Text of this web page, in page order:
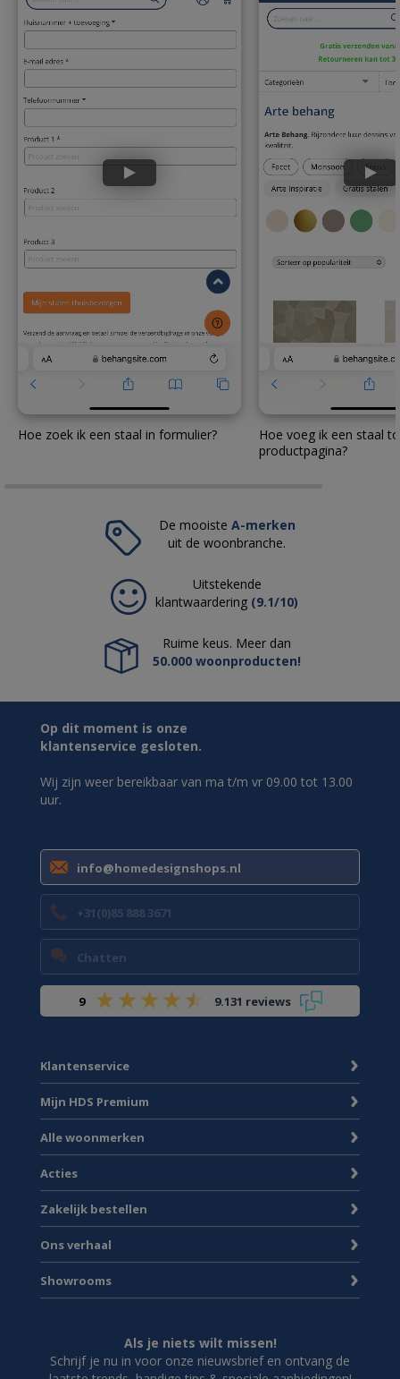
Hoe zoek ik een staal in formulier?
Hoe voeg ik een staal
productpagina?
De mooiste A-merken
uit de woonbranche.
Uitstekende
klantwaardering (9.1/10)
Ruime keus. Meer dan
50.000 woonproducten!
Op dit moment is onze
klantenservice gesloten.
Wij zijn weer bereikbaar van ma t/m vr 09.00 tot 13.00
uur.
info@homedesignshops.nl
+31(0)85 888 3671
Chatten
9 9.131 reviews
Klantenservice
Mijn HDS Premium
Alle woonmerken
Acties
Zakelijk bestellen
Ons verhaal
Showrooms
Als je niets wilt missen!
Schrijf je nu in voor onze nieuwsbrief en ontvang de